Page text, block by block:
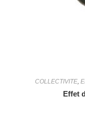
COLLECTIVITE,
Effet